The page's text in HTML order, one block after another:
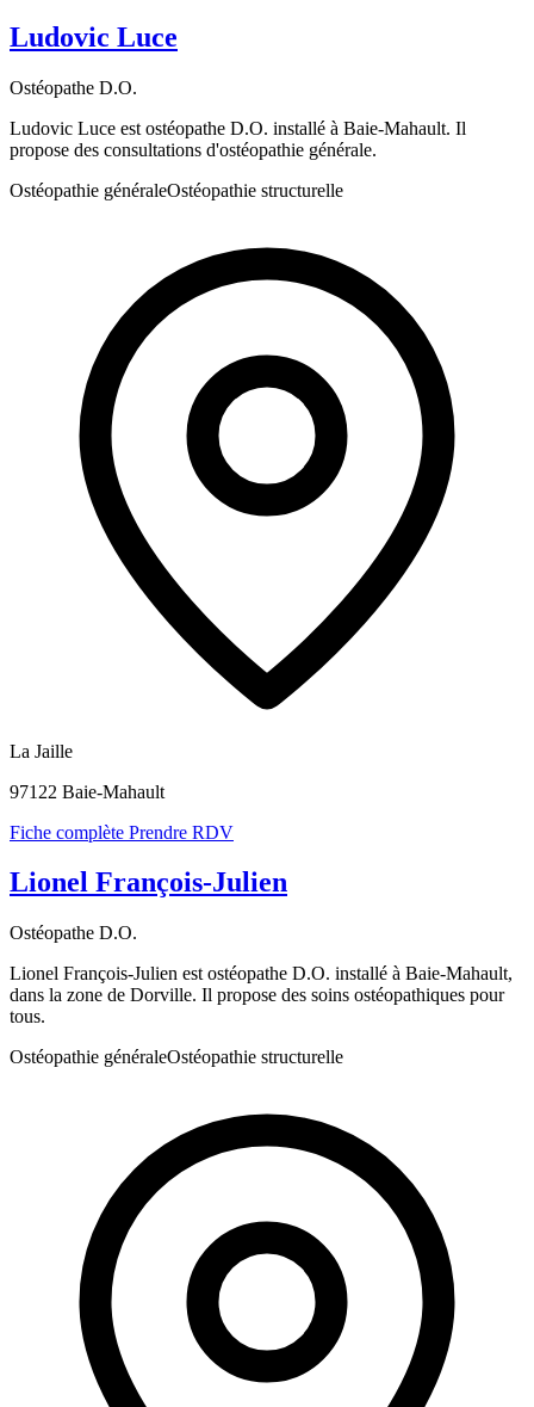
Ludovic Luce
Ostéopathe D.O.
Ludovic Luce est ostéopathe D.O. installé à Baie-Mahault. Il
propose des consultations d'ostéopathie générale.
Ostéopathie généraleOstéopathie structurelle
La Jaille
97122 Baie-Mahault
Fiche complète Prendre RDV
Lionel François-Julien
Ostéopathe D.O.
Lionel François-Julien est ostéopathe D.O. installé à Baie-Mahault,
dans la zone de Dorville. Il propose des soins ostéopathiques pour
tous.
Ostéopathie généraleOstéopathie structurelle